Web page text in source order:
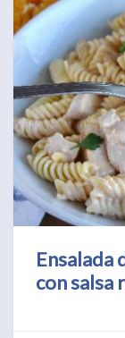
Ensalada
con salsa